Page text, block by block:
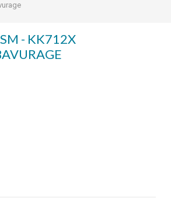
- KK712X